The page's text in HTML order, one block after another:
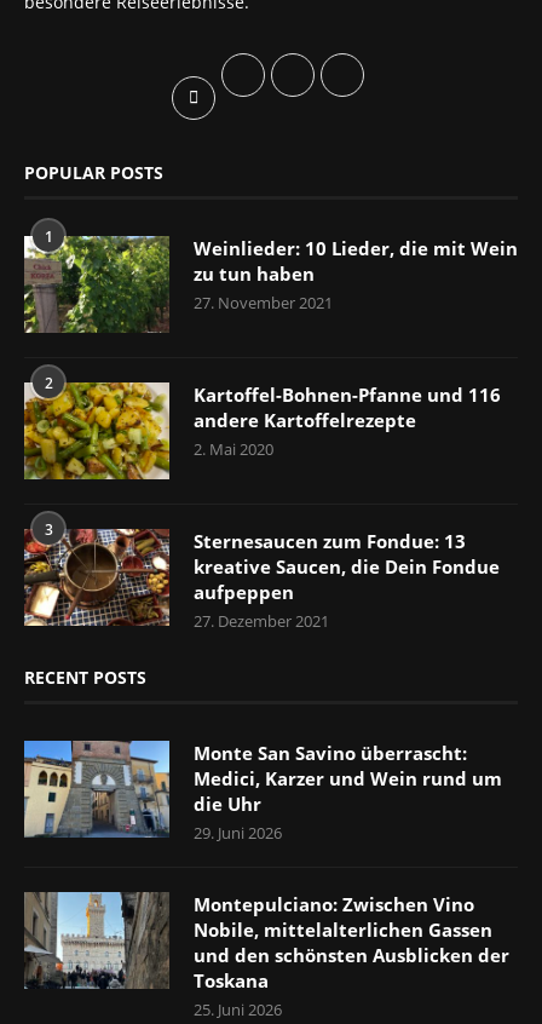
POPULAR POSTS
1
Weinlieder: 10 Lieder, die mit Wein
zu tun haben
27. November 2021
2
Kartoffel-Bohnen-Pfanne und 116
andere Kartoffelrezepte
2. Mai 2020
3
Sternesaucen zum Fondue: 13
kreative Saucen, die Dein Fondue
aufpeppen
27. Dezember 2021
RECENT POSTS
Monte San Savino überrascht:
Medici, Karzer und Wein rund um
die Uhr
29. Juni 2026
Montepulciano: Zwischen Vino
Nobile, mittelalterlichen Gassen
und den schönsten Ausblicken der
Toskana
25. Juni 2026